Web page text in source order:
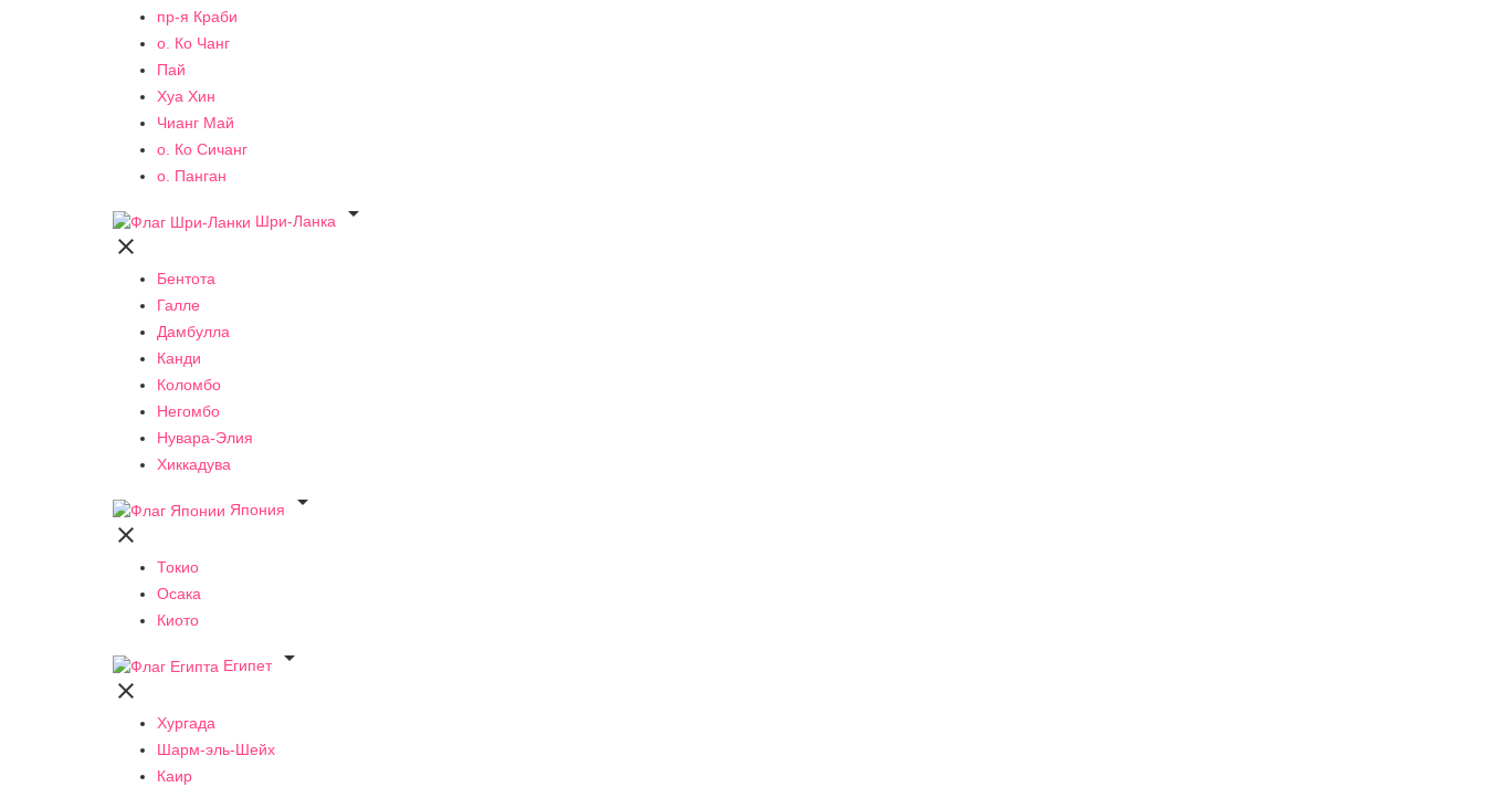
пр-я Краби
о. Ко Чанг
Пай
Хуа Хин
Чианг Май
о. Ко Сичанг
о. Панган
Шри-Ланка


Бентота
Галле
Дамбулла
Канди
Коломбо
Негомбо
Нувара-Элия
Хиккадува
Япония


Токио
Осака
Киото
Египет


Хургада
Шарм-эль-Шейх
Каир